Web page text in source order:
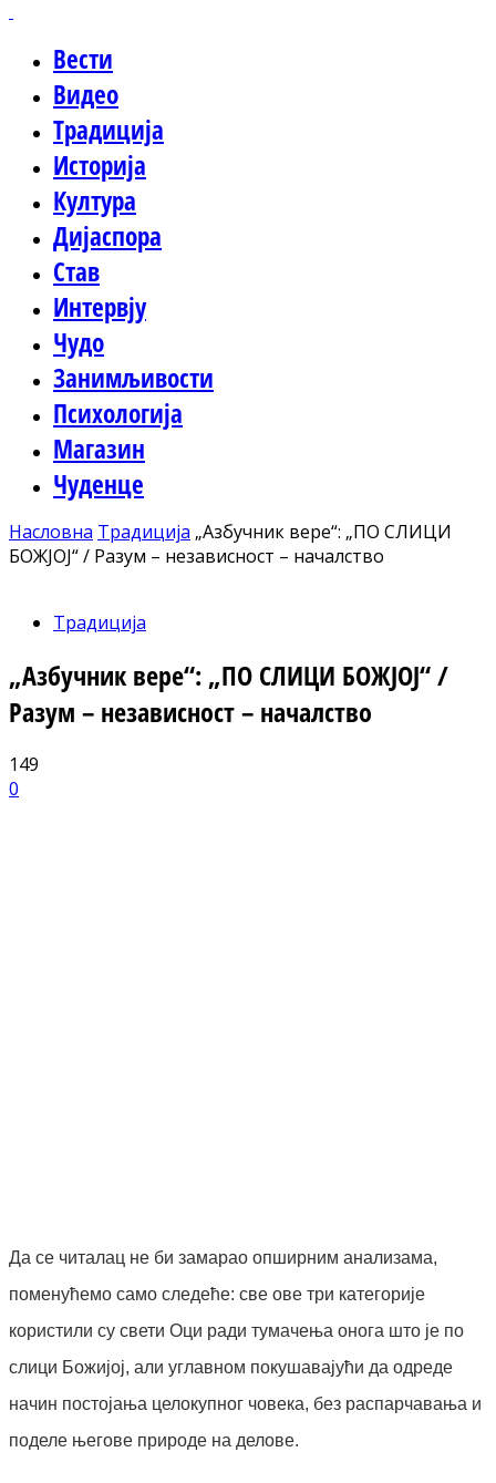
Вести
Видео
Традиција
Историја
Култура
Дијаспора
Став
Интервју
Чудо
Занимљивости
Психологија
Магазин
Чуденце
Насловна Традиција „Азбучник вере“: „ПО СЛИЦИ
БОЖЈОЈ“ / Разум – независност – началство
Традиција
„Азбучник вере“: „ПО СЛИЦИ БОЖЈОЈ“ /
Разум – независност – началство
149
0
Да се читалац не би замарао опширним анализама,
поменућемо само следеће: све ове три категорије
користили су свети Оци ради тумачења онога што је по
слици Божијој, али углавном покушавајући да одреде
начин постојања целокупног човека, без распарчавања и
поделе његове природе на делове.